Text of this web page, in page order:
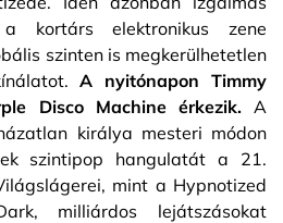
a kortárs elektronikus zene
szinten is megkerülhetetlen
A nyitónapon Timmy
Disco Machine érkezik.A
királya mesteri módon
szintipop hangulatát a 21.
mint a Hypnotized
milliárdos lejátszásokat